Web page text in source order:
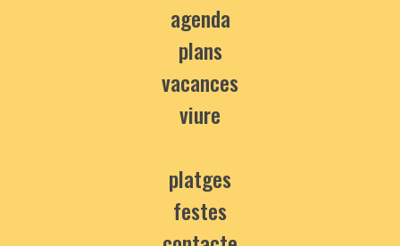
agenda
plans
vacances
viure
platges
festes